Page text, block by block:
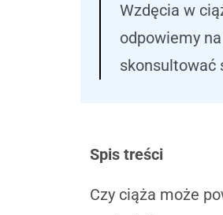
Wzdęcia w
odpowiemy
skonsultować
Spis treści
Czy ciąża może